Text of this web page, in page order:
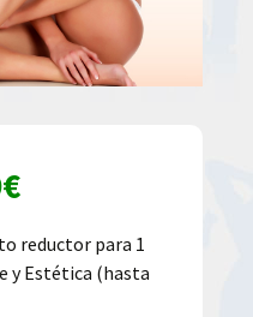
€El
precio
actual
reductor para 1
y Estética (hasta